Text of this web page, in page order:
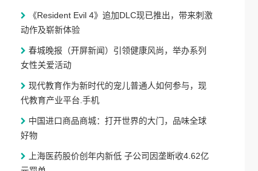
《Resident Evil 4》追加DLC现已推出，带来刺激
动作及崭新体验
春城晚报（开屏新闻）引领健康风尚，举办系列
女性关爱活动
现代教育作为新时代的宠儿普通人如何参与，现
代教育产业平台.手机
中国进口商品商城：打开世界的大门，品味全球
好物
上海医药股价创年内新低 子公司因垄断收4.62亿